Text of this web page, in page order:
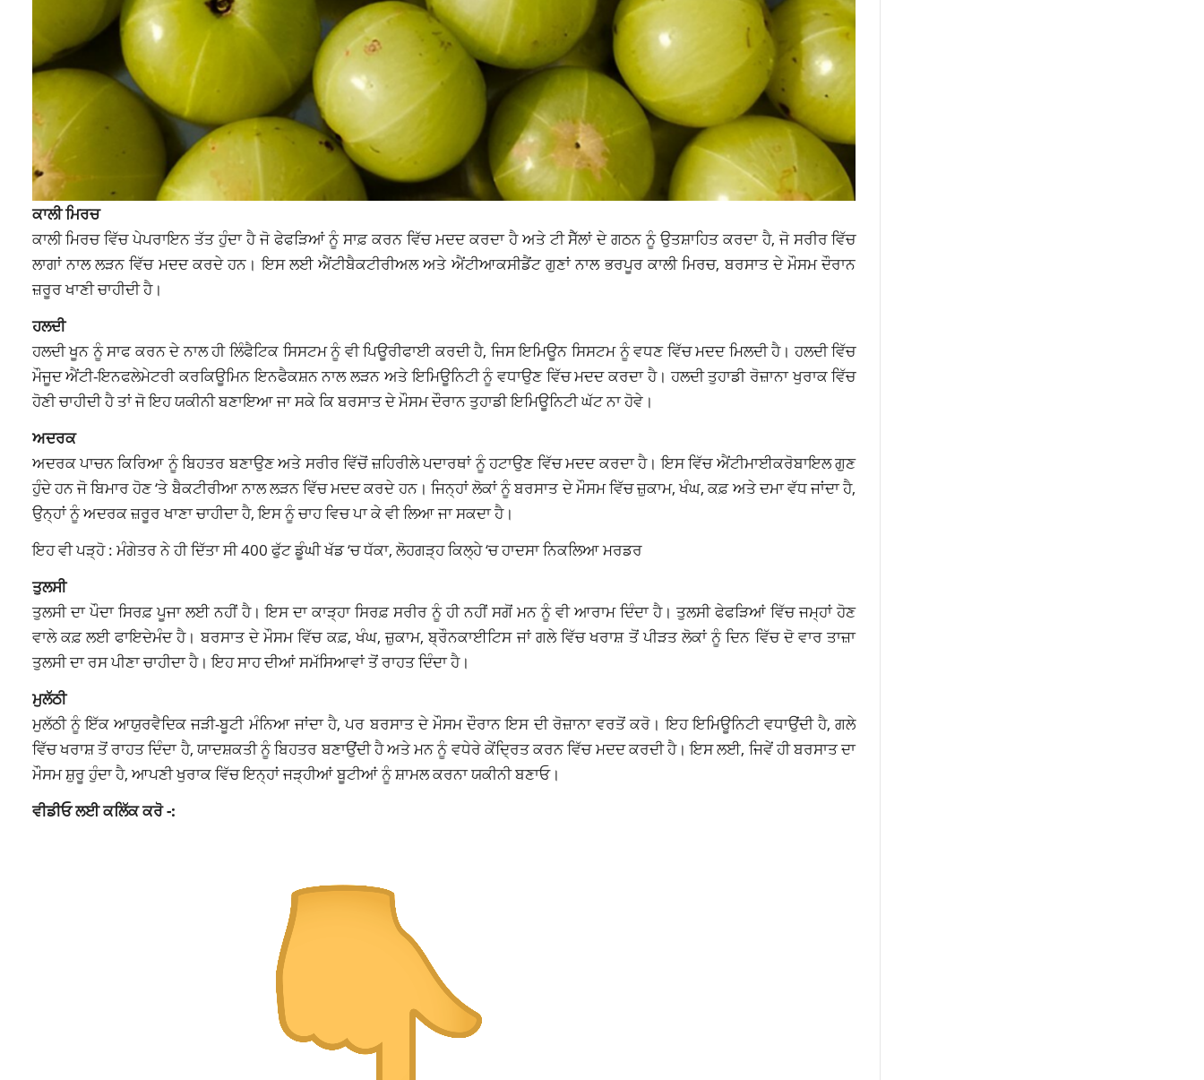
ਕਾਲੀ ਮਿਰਚ
ਕਾਲੀ ਮਿਰਚ ਵਿੱਚ ਪੇਪਰਾਇਨ ਤੱਤ ਹੁੰਦਾ ਹੈ ਜੋ ਫੇਫੜਿਆਂ ਨੂੰ ਸਾਫ਼ ਕਰਨ ਵਿੱਚ ਮਦਦ ਕਰਦਾ ਹੈ ਅਤੇ ਟੀ ​​ਸੈੱਲਾਂ ਦੇ ਗਠਨ ਨੂੰ ਉਤਸ਼ਾਹਿਤ ਕਰਦਾ ਹੈ, ਜੋ ਸਰੀਰ ਵਿੱਚ
ਲਾਗਾਂ ਨਾਲ ਲੜਨ ਵਿੱਚ ਮਦਦ ਕਰਦੇ ਹਨ। ਇਸ ਲਈ ਐਂਟੀਬੈਕਟੀਰੀਅਲ ਅਤੇ ਐਂਟੀਆਕਸੀਡੈਂਟ ਗੁਣਾਂ ਨਾਲ ਭਰਪੂਰ ਕਾਲੀ ਮਿਰਚ, ਬਰਸਾਤ ਦੇ ਮੌਸਮ ਦੌਰਾਨ
ਜ਼ਰੂਰ ਖਾਣੀ ਚਾਹੀਦੀ ਹੈ।
ਹਲਦੀ
ਹਲਦੀ ਖੂਨ ਨੂੰ ਸਾਫ ਕਰਨ ਦੇ ਨਾਲ ਹੀ ਲਿੰਫੈਟਿਕ ਸਿਸਟਮ ਨੂੰ ਵੀ ਪਿਊਰੀਫਾਈ ਕਰਦੀ ਹੈ, ਜਿਸ ਇਮਿਊਨ ਸਿਸਟਮ ਨੂੰ ਵਧਣ ਵਿੱਚ ਮਦਦ ਮਿਲਦੀ ਹੈ। ਹਲਦੀ ਵਿੱਚ
ਮੌਜੂਦ ਐਂਟੀ-ਇਨਫਲੇਮੇਟਰੀ ਕਰਕਿਊਮਿਨ ਇਨਫੈਕਸ਼ਨ ਨਾਲ ਲੜਨ ਅਤੇ ਇਮਿਊਨਿਟੀ ਨੂੰ ਵਧਾਉਣ ਵਿੱਚ ਮਦਦ ਕਰਦਾ ਹੈ। ਹਲਦੀ ਤੁਹਾਡੀ ਰੋਜ਼ਾਨਾ ਖੁਰਾਕ ਵਿੱਚ
ਹੋਣੀ ਚਾਹੀਦੀ ਹੈ ਤਾਂ ਜੋ ਇਹ ਯਕੀਨੀ ਬਣਾਇਆ ਜਾ ਸਕੇ ਕਿ ਬਰਸਾਤ ਦੇ ਮੌਸਮ ਦੌਰਾਨ ਤੁਹਾਡੀ ਇਮਿਊਨਿਟੀ ਘੱਟ ਨਾ ਹੋਵੇ।
ਅਦਰਕ
ਅਦਰਕ ਪਾਚਨ ਕਿਰਿਆ ਨੂੰ ਬਿਹਤਰ ਬਣਾਉਣ ਅਤੇ ਸਰੀਰ ਵਿੱਚੋਂ ਜ਼ਹਿਰੀਲੇ ਪਦਾਰਥਾਂ ਨੂੰ ਹਟਾਉਣ ਵਿੱਚ ਮਦਦ ਕਰਦਾ ਹੈ। ਇਸ ਵਿੱਚ ਐਂਟੀਮਾਈਕਰੋਬਾਇਲ ਗੁਣ
ਹੁੰਦੇ ਹਨ ਜੋ ਬਿਮਾਰ ਹੋਣ ‘ਤੇ ਬੈਕਟੀਰੀਆ ਨਾਲ ਲੜਨ ਵਿੱਚ ਮਦਦ ਕਰਦੇ ਹਨ। ਜਿਨ੍ਹਾਂ ਲੋਕਾਂ ਨੂੰ ਬਰਸਾਤ ਦੇ ਮੌਸਮ ਵਿੱਚ ਜ਼ੁਕਾਮ, ਖੰਘ, ਕਫ਼ ਅਤੇ ਦਮਾ ਵੱਧ ਜਾਂਦਾ ਹੈ,
ਉਨ੍ਹਾਂ ਨੂੰ ਅਦਰਕ ਜ਼ਰੂਰ ਖਾਣਾ ਚਾਹੀਦਾ ਹੈ, ਇਸ ਨੂੰ ਚਾਹ ਵਿਚ ਪਾ ਕੇ ਵੀ ਲਿਆ ਜਾ ਸਕਦਾ ਹੈ।
ਇਹ ਵੀ ਪੜ੍ਹੋ :ਮੰਗੇਤਰ ਨੇ ਹੀ ਦਿੱਤਾ ਸੀ 400 ਫੁੱਟ ਡੂੰਘੀ ਖੱਡ ‘ਚ ਧੱਕਾ, ਲੋਹਗੜ੍ਹ ਕਿਲ੍ਹੇ ‘ਚ ਹਾਦਸਾ ਨਿਕਲਿਆ ਮਰਡਰ
ਤੁਲਸੀ
ਤੁਲਸੀ ਦਾ ਪੌਦਾ ਸਿਰਫ਼ ਪੂਜਾ ਲਈ ਨਹੀਂ ਹੈ। ਇਸ ਦਾ ਕਾੜ੍ਹਾ ਸਿਰਫ਼ ਸਰੀਰ ਨੂੰ ਹੀ ਨਹੀਂ ਸਗੋਂ ਮਨ ਨੂੰ ਵੀ ਆਰਾਮ ਦਿੰਦਾ ਹੈ। ਤੁਲਸੀ ਫੇਫੜਿਆਂ ਵਿੱਚ ਜਮ੍ਹਾਂ ਹੋਣ
ਵਾਲੇ ਕਫ਼ ਲਈ ਫਾਇਦੇਮੰਦ ਹੈ। ਬਰਸਾਤ ਦੇ ਮੌਸਮ ਵਿੱਚ ਕਫ਼, ਖੰਘ, ਜ਼ੁਕਾਮ, ਬ੍ਰੌਨਕਾਈਟਿਸ ਜਾਂ ਗਲੇ ਵਿੱਚ ਖਰਾਸ਼ ਤੋਂ ਪੀੜਤ ਲੋਕਾਂ ਨੂੰ ਦਿਨ ਵਿੱਚ ਦੋ ਵਾਰ ਤਾਜ਼ਾ
ਤੁਲਸੀ ਦਾ ਰਸ ਪੀਣਾ ਚਾਹੀਦਾ ਹੈ। ਇਹ ਸਾਹ ਦੀਆਂ ਸਮੱਸਿਆਵਾਂ ਤੋਂ ਰਾਹਤ ਦਿੰਦਾ ਹੈ।
ਮੁਲੱਠੀ
ਮੁਲੱਠੀ ਨੂੰ ਇੱਕ ਆਯੁਰਵੈਦਿਕ ਜੜੀ-ਬੂਟੀ ਮੰਨਿਆ ਜਾਂਦਾ ਹੈ, ਪਰ ਬਰਸਾਤ ਦੇ ਮੌਸਮ ਦੌਰਾਨ ਇਸ ਦੀ ਰੋਜ਼ਾਨਾ ਵਰਤੋਂ ਕਰੋ। ਇਹ ਇਮਿਊਨਿਟੀ ਵਧਾਉਂਦੀ ਹੈ, ਗਲੇ
ਵਿੱਚ ਖਰਾਸ਼ ਤੋਂ ਰਾਹਤ ਦਿੰਦਾ ਹੈ, ਯਾਦਸ਼ਕਤੀ ਨੂੰ ਬਿਹਤਰ ਬਣਾਉਂਦੀ ਹੈ ਅਤੇ ਮਨ ਨੂੰ ਵਧੇਰੇ ਕੇਂਦ੍ਰਿਤ ਕਰਨ ਵਿੱਚ ਮਦਦ ਕਰਦੀ ਹੈ। ਇਸ ਲਈ, ਜਿਵੇਂ ਹੀ ਬਰਸਾਤ ਦਾ
ਮੌਸਮ ਸ਼ੁਰੂ ਹੁੰਦਾ ਹੈ, ਆਪਣੀ ਖੁਰਾਕ ਵਿੱਚ ਇਨ੍ਹਾਂ ਜੜ੍ਹੀਆਂ ਬੂਟੀਆਂ ਨੂੰ ਸ਼ਾਮਲ ਕਰਨਾ ਯਕੀਨੀ ਬਣਾਓ।
ਵੀਡੀਓ ਲਈ ਕਲਿੱਕ ਕਰੋ -: